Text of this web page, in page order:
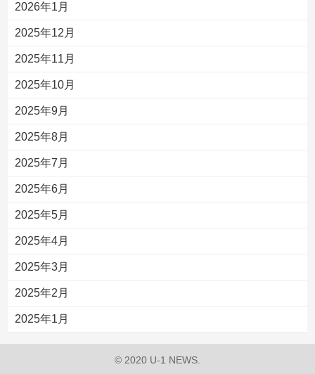
2026年1月
2025年12月
2025年11月
2025年10月
2025年9月
2025年8月
2025年7月
2025年6月
2025年5月
2025年4月
2025年3月
2025年2月
2025年1月
© 2020 U-1 NEWS.